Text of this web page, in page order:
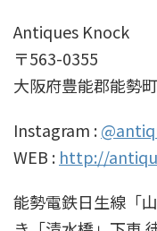
Antiques Knock
〒563-0355
大阪府豊能郡能勢
Instagram :
WEB : http://
能勢電鉄日生線「